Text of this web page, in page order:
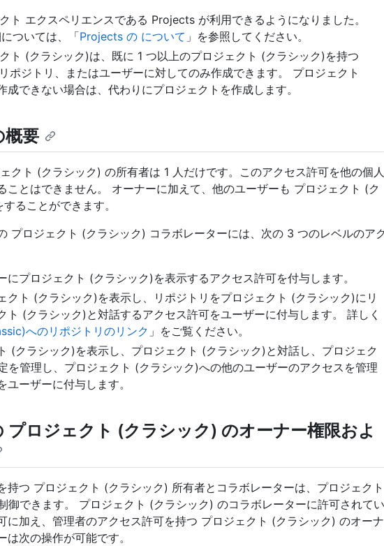
ト エクスペリエンスである Projects が利用できるようになりました。
ついては、「Projects の について 」を参照してください。
ト (クラシック)は、既に 1 つ以上のプロジェクト (クラシック)を持つ
ポジトリ、またはユーザーに対してのみ作成できます。 プロジェクト
成できない場合は、代わりにプロジェクトを作成します。
概要
クト (クラシック) の所有者は 1 人だけです。このアクセス許可を他の個人
ことはできません。 オーナーに加えて、他のユーザーも プロジェクト (ク
ることができます。
プロジェクト (クラシック) コラボレーターには、次の 3 つのレベルのアク
にプロジェクト (クラシック)を表示するアクセス許可を付与します。
クト (クラシック)を表示し、リポジトリをプロジェクト (クラシック)にリ
ト (クラシック)と対話するアクセス許可をユーザーに付与します。 詳しく
へのリポジトリのリンク 」をご覧ください。
(クラシック)を表示し、プロジェクト (クラシック)と対話し、プロジェク
を管理し、プロジェクト (クラシック)への他のユーザーのアクセスを管理
ユーザーに付与します。
プロジェクト (クラシック) のオーナー権限およ
持つ プロジェクト (クラシック) 所有者とコラボレーターは、プロジェクト
御できます。 プロジェクト (クラシック) のコラボレーターに許可されてい
に加え、管理者のアクセス許可を持つ プロジェクト (クラシック) のオーナ
次の操作が可能です。